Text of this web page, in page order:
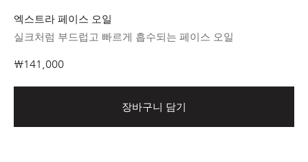
엑스트라 페이스 오일
실크처럼 부드럽고 빠르게 흡수되는 페이스 오일
₩141,000
장바구니 담기